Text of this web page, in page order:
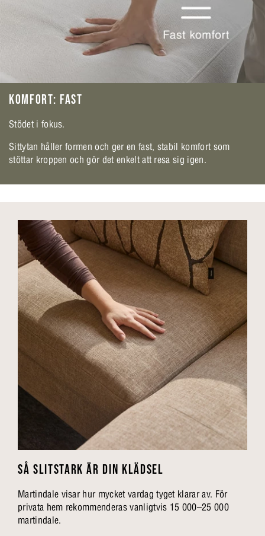
KOMFORT: FAST
Stödet i fokus.
Sittytan håller formen och ger en fast, stabil komfort som
stöttar kroppen och gör det enkelt att resa sig igen.
SÅ SLITSTARK ÄR DIN KLÄDSEL
Martindale visar hur mycket vardag tyget klarar av. För
privata hem rekommenderas vanligtvis 15 000–25 000
martindale.